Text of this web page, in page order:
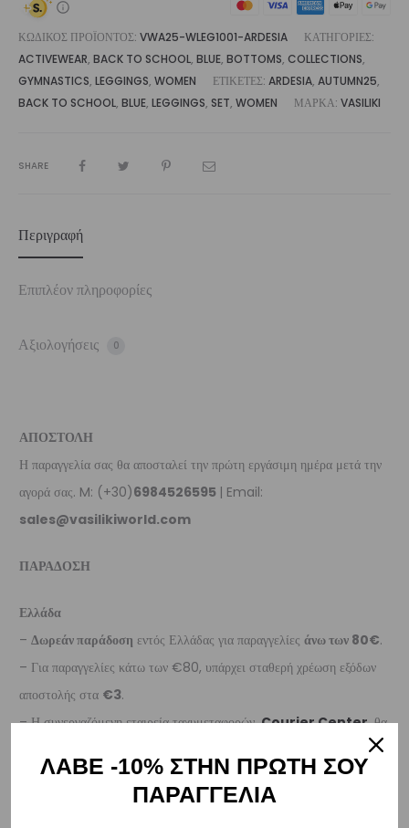
ΚΩΔΙΚΌΣ ΠΡΟΪΌΝΤΟΣ: VWA25-WLEG1001-ARDESIA
ΚΑΤΗΓΟΡΊΕΣ:
ACTIVEWEAR, BACK TO SCHOOL, BLUE, BOTTOMS, COLLECTIONS,
GYMNASTICS, LEGGINGS, WOMEN ΕΤΙΚΈΤΕΣ: ARDESIA, AUTUMN25,
BACK TO SCHOOL, BLUE, LEGGINGS, SET, WOMEN ΜΆΡΚΑ: VASILIKI
SHARE
Περιγραφή
Επιπλέον πληροφορίες
Αξιολογήσεις 0
ΑΠΟΣΤΟΛΗ
Η παραγγελία σας θα αποσταλεί την πρώτη εργάσιμη ημέρα μετά την
αγορά σας. M: (+30)6984526595 | Email:
sales@vasilikiworld.com
ΠΑΡΑΔΟΣΗ
Ελλάδα
– Δωρεάν παράδοση εντός Ελλάδας για παραγγελίες άνω των 80€.
– Για παραγγελίες κάτω των €80, υπάρχει σταθερή χρέωση εξόδων
αποστολής στα €3.
– Η συνεργαζόμενη εταιρεία ταχυμεταφορών,Courier Center, θα
– Οι χρόνοι παράδοσης συνήθως κυμαίνονται από 1-3 εργάσιμες
ΛΑΒΕ -10% ΣΤΗΝ ΠΡΩΤΗ ΣΟΥ
ΠΑΡΑΓΓΕΛΙΑ